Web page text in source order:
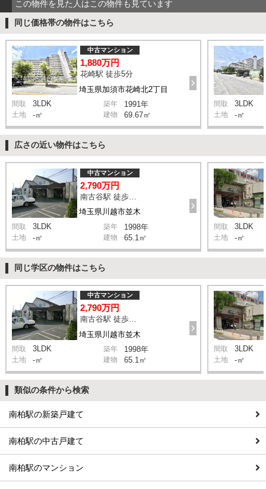
この物件を見た人はこの物件も見ています
同じ価格帯の物件はこちら
埼玉県加須市花崎北2丁目
中古マンション
1,880万円
花崎駅 徒歩5分
間取 3LDK 築年 1991年
土地 -㎡ 建物 69.67㎡
間取 3LDK
土地 -㎡
広さの近い物件はこちら
埼玉県川越市並木
中古マンション
2,790万円
間取 3LDK 築年 1998年
土地 -㎡ 建物 65.1㎡
間取 3LDK
土地 -㎡
同じ学区の物件はこちら
埼玉県川越市並木
中古マンション
2,790万円
南古谷駅 徒歩4分
間取 3LDK 築年 1998年
土地 -㎡ 建物 65.1㎡
間取 3LDK
土地 -㎡
類似の条件から検索
南柏駅の新築戸建て
南柏駅の中古戸建て
南柏駅のマンション